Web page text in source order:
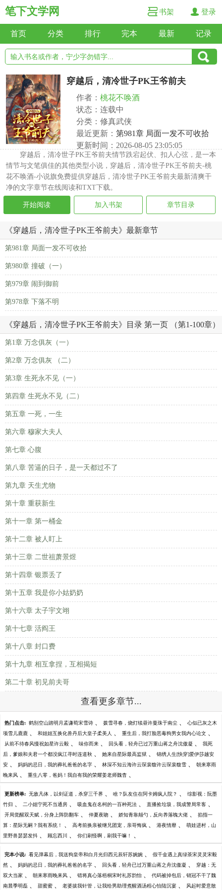
笔下文学网 书架 登录
首页 分类 排行 完本 最新 记录
穿越后，清冷世子PK王爷前夫
作者： 桃花不唤酒
状态：连载中
分类：修真武侠
最近更新： 第981章 局面一发不可收拾
更新时间：2026-08-05 23:05:05
穿越后，清冷世子PK王爷前夫情节跌宕起伏、扣人心弦，是一本
情节与文笔俱佳的其他类型小说，穿越后，清冷世子PK王爷前夫-桃
花不唤酒-小说旗免费提供穿越后，清冷世子PK王爷前夫最新清爽干
净的文字章节在线阅读和TXT下载。
开始阅读 加入书架 章节目录
《穿越后，清冷世子PK王爷前夫》最新章节
第981章 局面一发不可收拾
第980章 撞破（一）
第979章 闹到御前
第978章 下落不明
《穿越后，清冷世子PK王爷前夫》目录 第一页 （第1-100章）
第1章 万念俱灰（一）
第2章 万念俱灰 （二）
第3章 生死永不见（一）
第四章 生死永不见（二）
第五章 一死，一生
第六章 穆家大夫人
第七章 心腹
第八章 苦逼的日子，是一天都过不了
第九章 天生尤物
第十章 重获新生
第十一章 第一桶金
第十二章 被人盯上
第十三章 二世祖萧景煜
第十四章 银票丢了
第十五章 我是你小姑奶奶
第十六章 太子宇文翊
第十七章 活阎王
第十八章 封口费
第十九章 相互拿捏，互相揭短
第二十章 初见前夫哥
查看更多章节...
热门点击: 鹤别空山踏明月孟谦荀宋雪诗 、 拨雪寻春，烧灯续昼许曼珠于南尘 、 心似已灰之木
项雪儿鹿鹿 、 和姐姐互换化兽丹后大皇子柔美人 、 重生后，我打脸恶毒狗男女我内心论文 、
从前不待春风慢祝如星许云毅 、 味你而来 、 回头看，轻舟已过万重山蒋之舟沈傲凝 、 我死
后，爹娘和夫君一个都没疯江寻时连道秋 、 她来自星际最高监狱 、 锦绣人生[快穿]爱伊莎越安
安 、 妈妈的忌日，我的葬礼爸爸的名字 、 林深不知云海许云琛裴馥许云琛裴馥雪 、 朝来寒雨
晚来风 、 重生八零，爸妈！我自有我的荣耀姜老师魏杳 、
更新榜单: 无敌凡体，以剑证道，杀穿三千界 、 啥？队友住在阿卡姆疯人院？ 、 综影视：阮墨
竹归 、 二小姐宁死不当通房 、 吸血鬼在名柯的一百种死法 、 直播捡垃圾，我成警局常客 、
开局觉醒双天赋，分身上阵防翻车 、 仲夏夜吻 、 娇知青靠颠勺，反向养落魄大佬 、 掐指一
算：星际无嗣？我有系统！ 、 高考前换亲被继兄团宠，亲哥悔疯 、 港夜情靡 、 萌娃进村，山
里野兽瑟瑟发抖 、 顾忘西川 、 你们刷怪啊，刷我干嘛！ 、
完本小说: 看见弹幕后，我送狗皇帝和白月光归西元辰轩苏婉婉 、 假千金遇上真绿茶宋灵灵宋毅
然 、 妈妈的忌日，我的葬礼爸爸的名字 、 回头看，轻舟已过万重山蒋之舟沈傲凝 、 穿越：无
双大当家 、 朝来寒雨晚来风 、 错将真心落梧桐宋时礼苏韵怡 、 代码被掉包后，销冠不干了魏
南晨季明磊 、 甜蜜蜜 、 老婆拔我针管，让我给男助理煮醒酒汤程心怡陆沉宴 、 风起时爱意散